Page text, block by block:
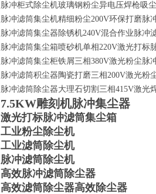
脉冲柜式除尘机玻璃钢粉尘异电压焊枪吸
脉冲滤筒集尘机精细粉尘200V环保打磨脉
脉冲滤筒集尘器除锈机240V混合作业脉冲
脉冲滤筒集尘箱喷砂机单相220V激光打标
脉冲滤筒集尘柜铁屑三相380V激光粉尘脉
脉冲滤筒积尘器陶瓷打磨三相200V激光粉
脉冲滤筒除尘器大理石切割三相415V激光
7.5KW雕刻机脉冲集尘器
激光打标脉冲滤筒集尘箱
工业粉尘除尘机
工业滤筒除尘机
脉冲滤筒除尘机
高效脉冲滤筒除尘器
高效滤筒除尘器高效除尘器